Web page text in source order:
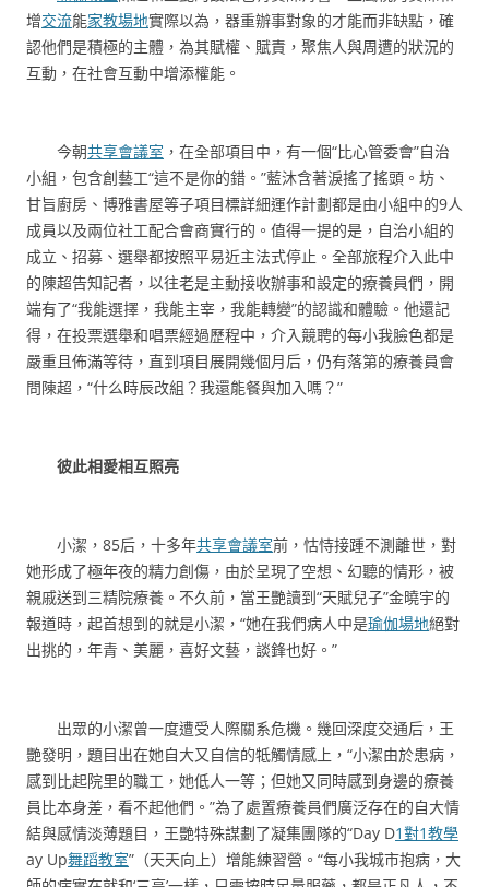
增交流能家教場地實際以為，器重辦事對象的才能而非缺點，確
認他們是積極的主體，為其賦權、賦責，聚焦人與周遭的狀況的
互動，在社會互動中增添權能。
今朝共享會議室 ，在全部項目中，有一個“比心管委會”自治
小組，包含創藝工“這不是你的錯。”藍沐含著淚搖了搖頭。坊、
甘旨廚房、博雅書屋等子項目標詳細運作計劃都是由小組中的9人
成員以及兩位社工配合會商實行的。值得一提的是，自治小組的
成立、招募、選舉都按照平易近主法式停止。全部旅程介入此中
的陳超告知記者，以往老是主動接收辦事和設定的療養員們，開
端有了“我能選擇，我能主宰，我能轉變”的認識和體驗。他還記
得，在投票選舉和唱票經過歷程中，介入競聘的每小我臉色都是
嚴重且佈滿等待，直到項目展開幾個月后，仍有落第的療養員會
問陳超，“什么時辰改組？我還能餐與加入嗎？”
彼此相愛相互照亮
小潔，85后，十多年共享會議室前，怙恃接踵不測離世，對
她形成了極年夜的精力創傷，由於呈現了空想、幻聽的情形，被
親戚送到三精院療養。不久前，當王艷讀到“天賦兒子”金曉宇的
報道時，起首想到的就是小潔，“她在我們病人中是瑜伽場地絕對
出挑的，年青、美麗，喜好文藝，談鋒也好。”
出眾的小潔曾一度遭受人際關系危機。幾回深度交通后，王
艷發明，題目出在她自大又自信的牴觸情感上，“小潔由於患病，
感到比起院里的職工，她低人一等；但她又同時感到身邊的療養
員比本身差，看不起他們。”為了處置療養員們廣泛存在的自大情
結與感情淡薄題目，王艷特殊謀劃了凝集團隊的“Day D1對1教學
ay Up舞蹈教室”（天天向上）增能練習營。“每小我城市抱病，大